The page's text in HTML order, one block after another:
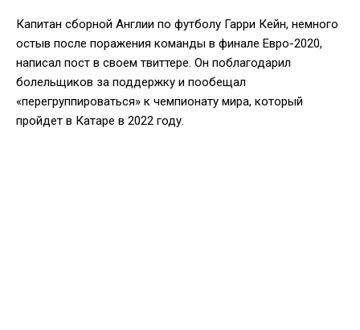
Капитан сборной Англии по футболу Гарри Кейн, немного
остыв после поражения команды в финале Евро-2020,
написал пост в своем твиттере. Он поблагодарил
болельщиков за поддержку и пообещал
«перегруппироваться» к чемпионату мира, который
пройдет в Катаре в 2022 году.